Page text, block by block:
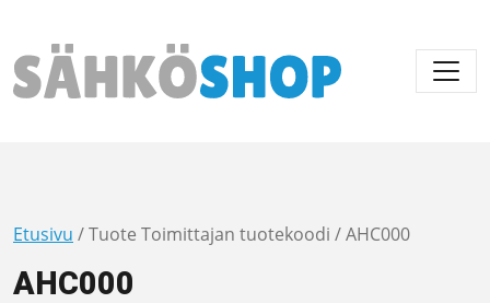
Päävalikko
Etusivu / Tuote Toimittajan tuotekoodi / AHC000
AHC000